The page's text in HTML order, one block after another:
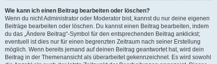
Wie kann ich einen Beitrag bearbeiten oder löschen?
Wenn du nicht Administrator oder Moderator bist, kannst du nur deine eigenen
Beiträge bearbeiten oder löschen. Du kannst einen Beitrag bearbeiten, indem
du das „Ändere Beitrag“-Symbol für den entsprechenden Beitrag anklickst;
eventuell ist dies nur für einen begrenzten Zeitraum nach seiner Erstellung
möglich. Wenn bereits jemand auf deinen Beitrag geantwortet hat, wird dein
Beitrag in der Themenansicht als überarbeitet gekennzeichnet. Es wird sowohl